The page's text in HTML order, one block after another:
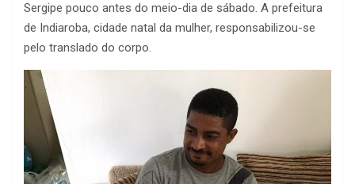
Sergipe pouco antes do meio-dia de sábado. A prefeitura
de Indiaroba, cidade natal da mulher, responsabilizou-se
pelo translado do corpo.